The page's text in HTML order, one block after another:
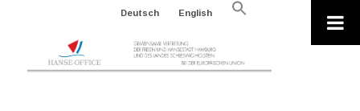
Deutsch English
Search